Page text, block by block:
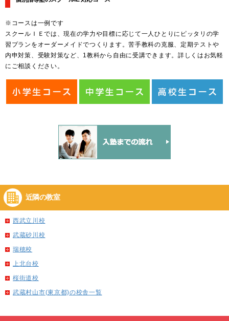
※コースは一例です
スクールＩＥでは、現在の学力や目標に応じて一人ひとりにピッタリの学
習プランをオーダーメイドでつくります。苦手教科の克服、定期テストや
内申対策、受験対策など、1教科から自由に受講できます。詳しくはお気軽
にご相談ください。
近隣の教室
西武立川校
武蔵砂川校
瑞穂校
上北台校
桜街道校
武蔵村山市(東京都)の校舎一覧